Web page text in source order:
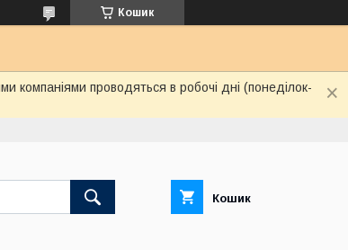
Кошик
проводяться в робочі дні (понеділок-
Кошик